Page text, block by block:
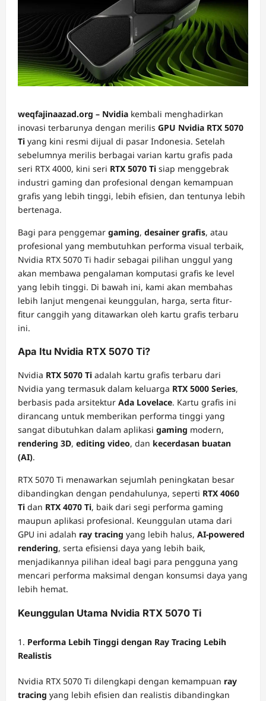
weqfajinaazad.org – Nvidia kembali menghadirkan
inovasi terbarunya dengan merilis GPU Nvidia RTX 5070
Ti yang kini resmi dijual di pasar Indonesia. Setelah
sebelumnya merilis berbagai varian kartu grafis pada
seri RTX 4000, kini seri RTX 5070 Ti siap menggebrak
industri gaming dan profesional dengan kemampuan
grafis yang lebih tinggi, lebih efisien, dan tentunya lebih
bertenaga.
Bagi para penggemar gaming, desainer grafis, atau
profesional yang membutuhkan performa visual terbaik,
Nvidia RTX 5070 Ti hadir sebagai pilihan unggul yang
akan membawa pengalaman komputasi grafis ke level
yang lebih tinggi. Di bawah ini, kami akan membahas
lebih lanjut mengenai keunggulan, harga, serta fitur-
fitur canggih yang ditawarkan oleh kartu grafis terbaru
ini.
Apa Itu Nvidia RTX 5070 Ti?
Nvidia RTX 5070 Ti adalah kartu grafis terbaru dari
Nvidia yang termasuk dalam keluarga RTX 5000 Series,
berbasis pada arsitektur Ada Lovelace. Kartu grafis ini
dirancang untuk memberikan performa tinggi yang
sangat dibutuhkan dalam aplikasi gaming modern,
rendering 3D, editing video, dan kecerdasan buatan
(AI).
RTX 5070 Ti menawarkan sejumlah peningkatan besar
dibandingkan dengan pendahulunya, seperti RTX 4060
Ti dan RTX 4070 Ti, baik dari segi performa gaming
maupun aplikasi profesional. Keunggulan utama dari
GPU ini adalah ray tracing yang lebih halus, AI-powered
rendering, serta efisiensi daya yang lebih baik,
menjadikannya pilihan ideal bagi para pengguna yang
mencari performa maksimal dengan konsumsi daya yang
lebih hemat.
Keunggulan Utama Nvidia RTX 5070 Ti
Performa Lebih Tinggi dengan Ray Tracing Lebih
Realistis
Nvidia RTX 5070 Ti dilengkapi dengan kemampuan ray
tracing yang lebih efisien dan realistis dibandingkan